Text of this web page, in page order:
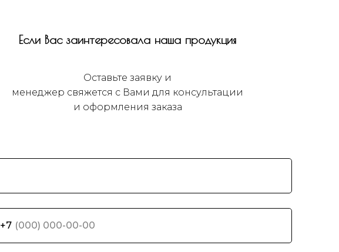
Если Вас заинтересовала наша продукция
Оставьте заявку и
менеджер свяжется с Вами для консультации
и оформления заказа
+7